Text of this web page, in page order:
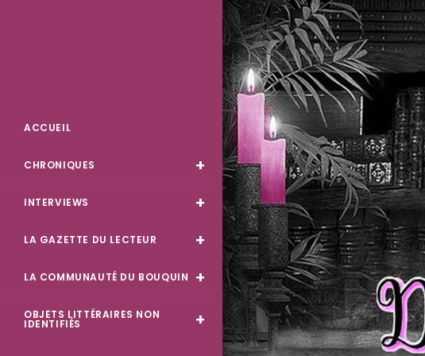
Skip
to
content
ACCUEIL
CHRONIQUES
INTERVIEWS
LA GAZETTE DU LECTEUR
LA COMMUNAUTÉ DU BOUQUIN
OBJETS LITTÉRAIRES NON
IDENTIFIÉS